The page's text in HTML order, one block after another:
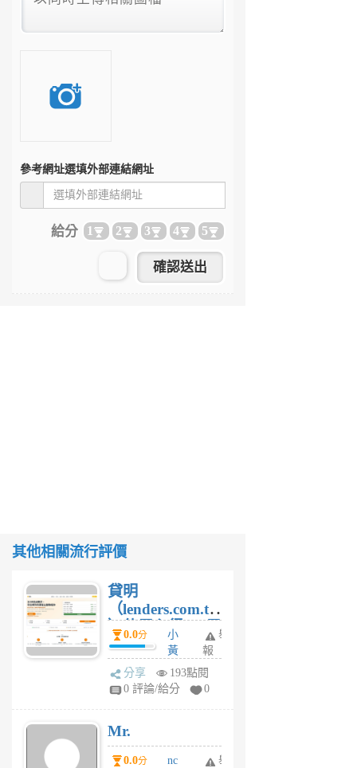
參考網址選填外部連結網址
給分 1 2 3 4 5
其他相關流行評價
貸明
（lenders.com.tw
）使用心得 — 民
間貸款比較平台
體驗
0.0分
小
黃
蜂
1
舉
報
分享
193點閱
0 評論/給分
0
Mr.
0.0分
nc
舉